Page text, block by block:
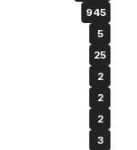
945
5
25
2
2
2
3